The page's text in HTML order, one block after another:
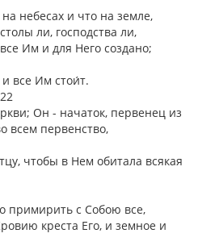
небесах и что на земле,
ли, господства ли,
Им и для Него создано;
все Им стои́т.
Он - начаток, первенец из
всем первенство,
чтобы в Нем обитала всякая
примирить с Собою все,
креста Его, и земное и